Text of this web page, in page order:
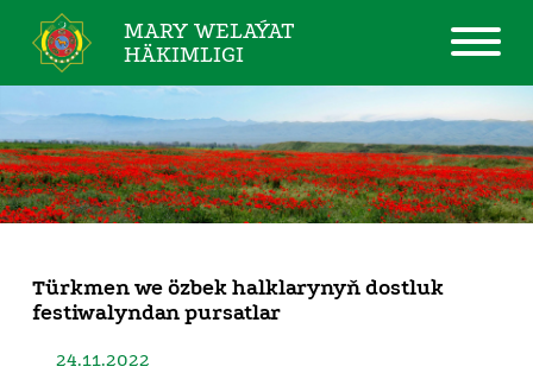
MARY WELAÝAT
HÄKIMLIGI
Türkmen we özbek halklarynyň dostluk
festiwalyndan pursatlar
24.11.2022